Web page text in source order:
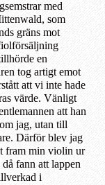
med
som
gräns mot
en
tog artigt emot
att vi inte hade
värde. Vänligt
att han
jag, utan till
Därför blev jag
fram min violin ur
fann att lappen
d i